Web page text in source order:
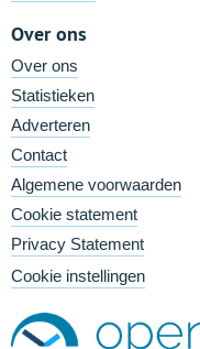
Over ons
Over ons
Statistieken
Adverteren
Contact
Algemene voorwaarden
Cookie statement
Privacy Statement
Cookie instellingen